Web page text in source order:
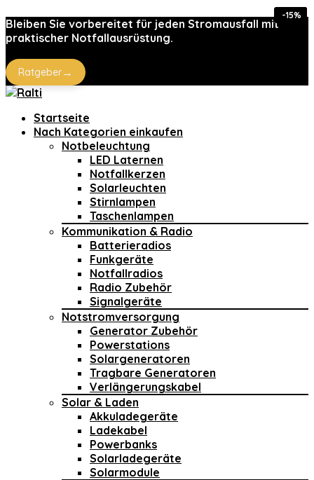
Bleiben Sie vorbereitet für jeden Stromausfall mit
praktischer Notfallausrüstung.
Ratgeber→
Startseite
Nach Kategorien einkaufen
Notbeleuchtung
LED Laternen
Notfallkerzen
Solarleuchten
Stirnlampen
Taschenlampen
Kommunikation & Radio
Batterieradios
Funkgeräte
Notfallradios
Radio Zubehör
Signalgeräte
Notstromversorgung
Generator Zubehör
Powerstations
Solargeneratoren
Tragbare Generatoren
Verlängerungskabel
Solar & Laden
Akkuladegeräte
Ladekabel
Powerbanks
Solarladegeräte
Solarmodule
-10%
-10%
-18%
-73%
-53%
-11%
-15%